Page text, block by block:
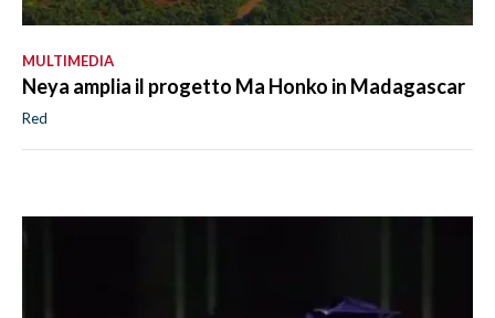
MULTIMEDIA
Neya amplia il progetto Ma Honko in Madagascar
Red